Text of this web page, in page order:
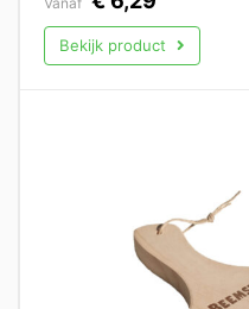
Bekijk product